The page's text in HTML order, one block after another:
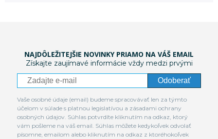
NAJDÔLEŽITEJŠIE NOVINKY PRIAMO NA VÁŠ EMAIL
Získajte zaujímavé informácie vždy medzi prvými
Odoberať
Vaše osobné údaje (email) budeme spracovávať len za týmto
účelom v súlade s platnou legislatívou a zásadami ochrany
osobných údajov. Súhlas potvrdíte kliknutím na odkaz, ktorý
vám pošleme na váš email. Súhlas môžete kedykoľvek odvolať
písomne, emailom alebo kliknutím na odkaz z ktoréhokoľvek